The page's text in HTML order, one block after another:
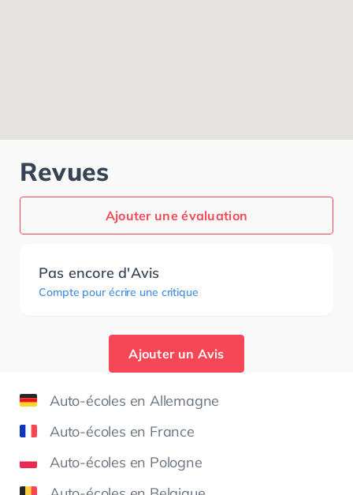
Revues
Ajouter une évaluation
Pas encore d'Avis
Compte pour écrire une critique
Ajouter un Avis
Auto-écoles en Allemagne
Auto-écoles en France
Auto-écoles en Pologne